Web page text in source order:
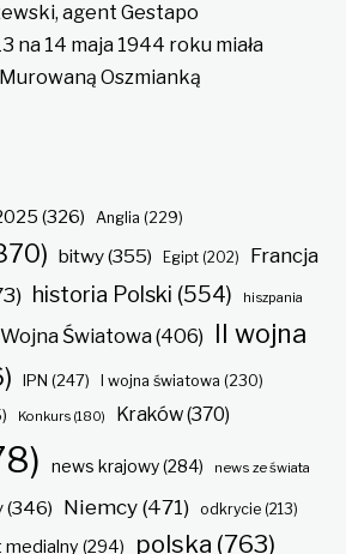
agent Gestapo
na 14 maja 1944 roku miała
Oszmianką
(326) Anglia (229)
bitwy(355) Egipt(202)
Francja
historia Polski (554) hiszpania
Światowa(406) II wojna
IPN (247) I wojna światowa (230)
Konkurs(180) Kraków(370)
news krajowy(284) news ze świata
(346) Niemcy(471) odkrycie(213)
medialny (294) polska (763)